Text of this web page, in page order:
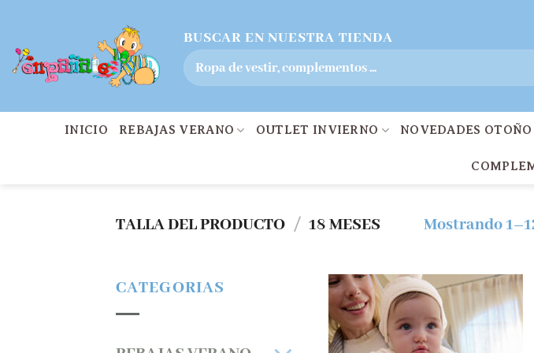
contenido
BUSCAR EN NUESTRA TIENDA
Buscar
por:
INICIO REBAJAS VERANO OUTLET INVIERNO NOVEDADES
TALLA DEL PRODUCTO / 18 MESES Mostrando
CATEGORIAS